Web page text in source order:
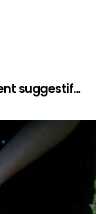
suggestif…